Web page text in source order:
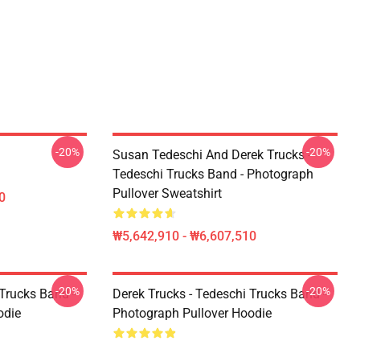
-20%
Susan Tedeschi And Derek Trucks -
Tedeschi Trucks Band - Photograph
Pullover Sweatshirt
₩5,642,910 - ₩6,607,510
-20%
Band -
-20%
Derek Trucks - Tedeschi Trucks Band -
Photograph Pullover Hoodie
-20%